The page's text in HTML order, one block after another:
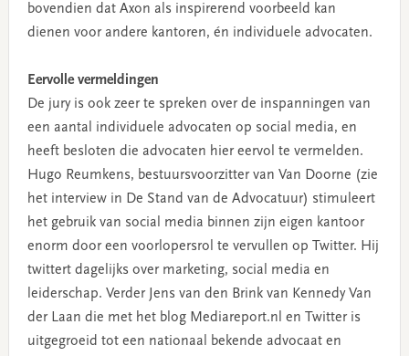
bovendien dat Axon als inspirerend voorbeeld kan
dienen voor andere kantoren, én individuele advocaten.
Eervolle vermeldingen
De jury is ook zeer te spreken over de inspanningen van
een aantal individuele advocaten op social media, en
heeft besloten die advocaten hier eervol te vermelden.
Hugo Reumkens, bestuursvoorzitter van Van Doorne (zie
het interview in De Stand van de Advocatuur) stimuleert
het gebruik van social media binnen zijn eigen kantoor
enorm door een voorlopersrol te vervullen op Twitter. Hij
twittert dagelijks over marketing, social media en
leiderschap. Verder Jens van den Brink van Kennedy Van
der Laan die met het blog Mediareport.nl en Twitter is
uitgegroeid tot een nationaal bekende advocaat en